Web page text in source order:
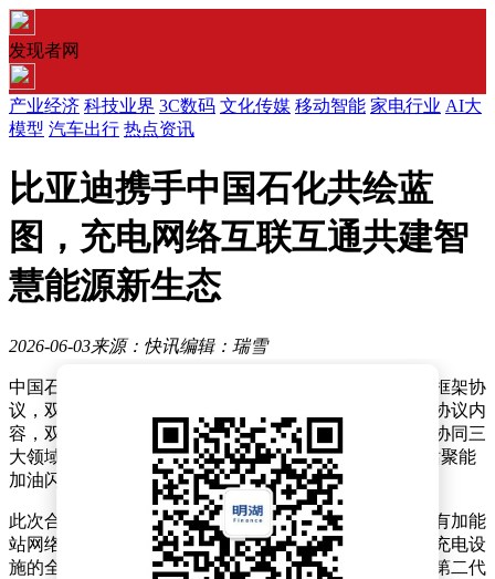
发现者网
产业经济 科技业界 3C数码 文化传媒 移动智能 家电行业 AI大
模型 汽车出行 热点资讯
比亚迪携手中国石化共绘蓝
图，充电网络互联互通共建智
慧能源新生态
2026-06-03来源：快讯编辑：瑞雪
中国石化与比亚迪近日在北京正式签署产业和资本合作框架协
议，双方将围绕智慧能源生态建设展开深度合作。根据协议内
容，双方计划在充电网络建设、综合生态融合及产业链协同三
大领域建立多层次合作关系，共同打造覆盖全国的“万站聚能
加油闪充”网络。
此次合作将充分发挥双方资源优势。中国石化将依托现有加能
站网络推进闪充站建设，通过与比亚迪的技术互通实现充电设
施的全国布局。比亚迪则提供其自主研发的闪充技术及第二代